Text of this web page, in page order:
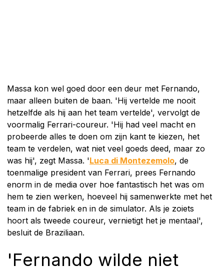
Massa kon wel goed door een deur met Fernando,
maar alleen buiten de baan. 'Hij vertelde me nooit
hetzelfde als hij aan het team vertelde', vervolgt de
voormalig Ferrari-coureur. 'Hij had veel macht en
probeerde alles te doen om zijn kant te kiezen, het
team te verdelen, wat niet veel goeds deed, maar zo
was hij', zegt Massa. 'Luca di Montezemolo, de
toenmalige president van Ferrari, prees Fernando
enorm in de media over hoe fantastisch het was om
hem te zien werken, hoeveel hij samenwerkte met het
team in de fabriek en in de simulator. Als je zoiets
hoort als tweede coureur, vernietigt het je mentaal',
besluit de Braziliaan.
'Fernando wilde niet